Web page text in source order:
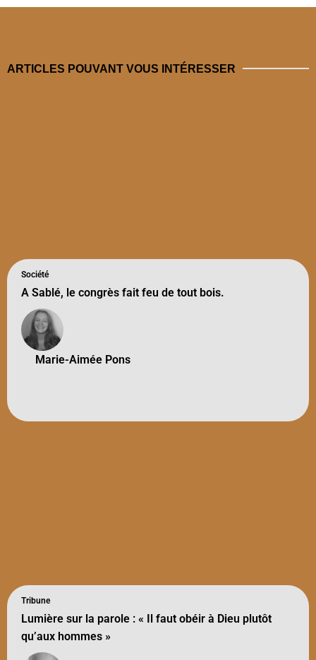
ARTICLES POUVANT VOUS INTÉRESSER
Société
A Sablé, le congrès fait feu de tout bois.
Marie-Aimée Pons
Tribune
Lumière sur la parole : « Il faut obéir à Dieu plutôt
qu’aux hommes »